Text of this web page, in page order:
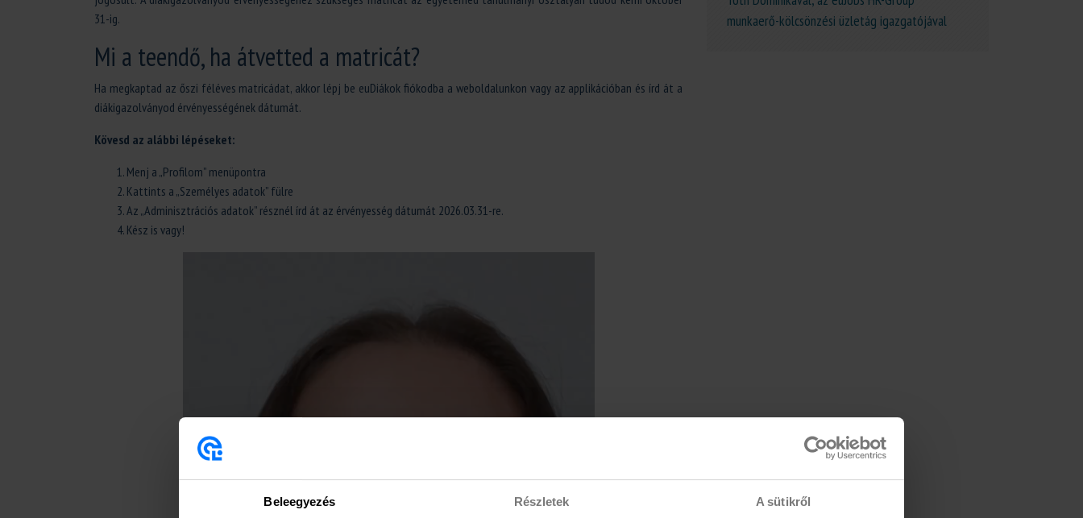
Beleegyezés Részletek A sütikről
31-ig.
Mi a teendő, ha átvetted a matricát?
Ha megkaptad az őszi féléves matricádat, akkor lépj be euDiákok fiókodba a weboldalunkon vagy az applikációban és írd át a
diákigazolványod érvényességének dátumát.
Kövesd az alábbi lépéseket:
Menj a „Profilom” menüpontra
Kattints a „Személyes adatok” fülre
Az „Adminisztrációs adatok” résznél írd át az érvényesség dátumát 2026.03.31-re.
Kész is vagy!
munkaerő-kölcsönzési üzletág igazgatójával